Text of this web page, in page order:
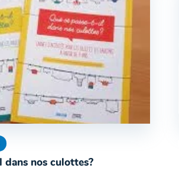
dans nos culottes?